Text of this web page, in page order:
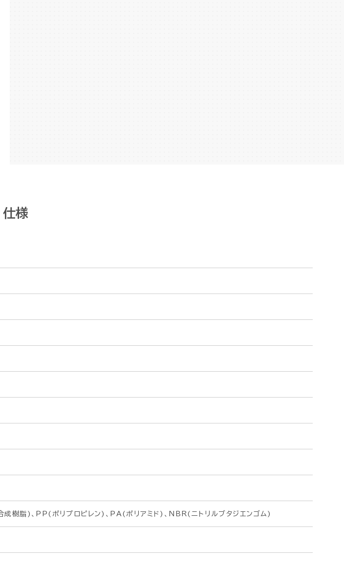
仕様
成樹脂)、PP(ポリプロピレン)、PA(ポリアミド)、NBR(ニトリルブタジエンゴム)